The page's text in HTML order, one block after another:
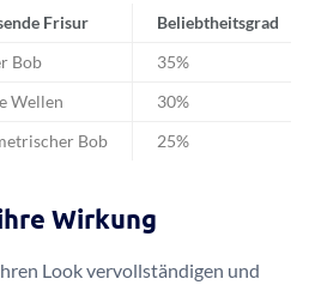
Frisur Beliebtheitsgrad
Bob 35%
Wellen 30%
Bob 25%
Wirkung
Look vervollständigen und